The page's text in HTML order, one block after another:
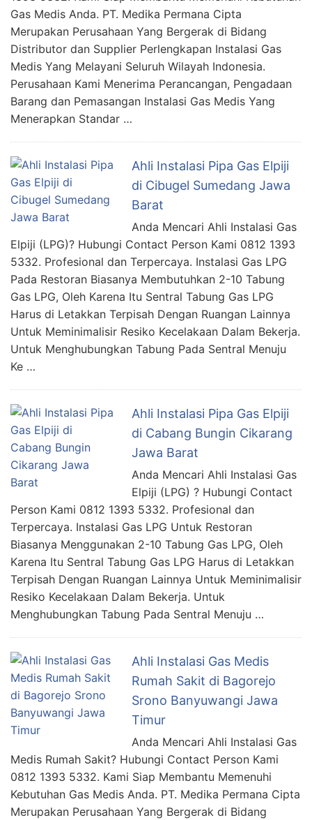
Gas Medis Anda. PT. Medika Permana Cipta
Merupakan Perusahaan Yang Bergerak di Bidang
Distributor dan Supplier Perlengkapan Instalasi Gas
Medis Yang Melayani Seluruh Wilayah Indonesia.
Perusahaan Kami Menerima Perancangan, Pengadaan
Barang dan Pemasangan Instalasi Gas Medis Yang
Menerapkan Standar …
Ahli Instalasi Pipa Gas Elpiji
di Cibugel Sumedang Jawa
Barat
Anda Mencari Ahli Instalasi Gas
Elpiji (LPG)? Hubungi Contact Person Kami 0812 1393
5332. Profesional dan Terpercaya. Instalasi Gas LPG
Pada Restoran Biasanya Membutuhkan 2-10 Tabung
Gas LPG, Oleh Karena Itu Sentral Tabung Gas LPG
Harus di Letakkan Terpisah Dengan Ruangan Lainnya
Untuk Meminimalisir Resiko Kecelakaan Dalam Bekerja.
Untuk Menghubungkan Tabung Pada Sentral Menuju
Ke …
Ahli Instalasi Pipa Gas Elpiji
di Cabang Bungin Cikarang
Jawa Barat
Anda Mencari Ahli Instalasi Gas
Elpiji (LPG) ? Hubungi Contact
Person Kami 0812 1393 5332. Profesional dan
Terpercaya. Instalasi Gas LPG Untuk Restoran
Biasanya Menggunakan 2-10 Tabung Gas LPG, Oleh
Karena Itu Sentral Tabung Gas LPG Harus di Letakkan
Terpisah Dengan Ruangan Lainnya Untuk Meminimalisir
Resiko Kecelakaan Dalam Bekerja. Untuk
Menghubungkan Tabung Pada Sentral Menuju …
Ahli Instalasi Gas Medis
Rumah Sakit di Bagorejo
Srono Banyuwangi Jawa
Timur
Anda Mencari Ahli Instalasi Gas
Medis Rumah Sakit? Hubungi Contact Person Kami
0812 1393 5332. Kami Siap Membantu Memenuhi
Kebutuhan Gas Medis Anda. PT. Medika Permana Cipta
Merupakan Perusahaan Yang Bergerak di Bidang